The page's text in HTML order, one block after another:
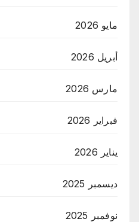
مايو 2026
أبريل 2026
مارس 2026
فبراير 2026
يناير 2026
ديسمبر 2025
نوفمبر 2025